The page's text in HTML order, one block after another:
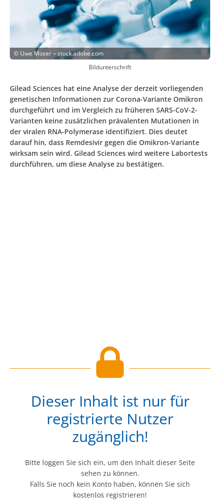
© Uwe Moser – stock.adobe.com
Bildunterschrift
Gilead Sciences hat eine Analyse der derzeit vorliegenden
genetischen Informationen zur Corona-Variante Omikron
durchgeführt und im Vergleich zu früheren SARS-CoV-2-
Varianten keine zusätzlichen prävalenten Mutationen in
der viralen RNA-Polymerase identifiziert. Dies deutet
darauf hin, dass Remdesivir gegen die Omikron-Variante
wirksam sein wird. Gilead Sciences wird weitere Labortests
durchführen, um diese Analyse zu bestätigen.
Dieser Inhalt ist nur für
registrierte Nutzer
zugänglich!
Bitte loggen Sie sich ein, um den Inhalt dieser Seite
sehen zu können.
Falls Sie noch kein Konto haben, können Sie sich
kostenlos registrieren!